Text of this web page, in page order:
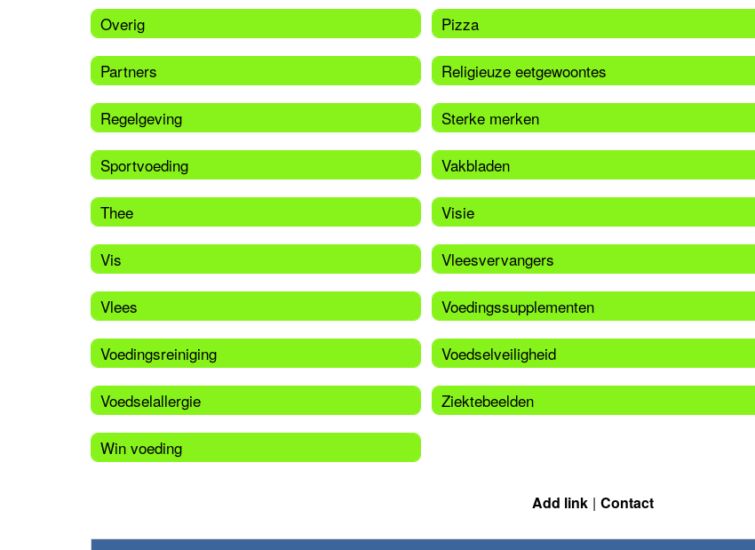
Overig
Partners
Regelgeving
Sportvoeding
Thee
Vis
Vlees
Voedingsreiniging
Voedselallergie
Win voeding
Pizza
Religieuze eetgewoontes
Sterke merken
Vakbladen
Visie
Vleesvervangers
Voedingssupplementen
Voedselveiligheid
Ziektebeelden
Add link Contact